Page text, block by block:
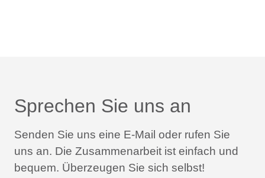
Sprechen Sie uns an
Senden Sie uns eine E-Mail oder rufen Sie
uns an. Die Zusammenarbeit ist einfach und
bequem. Überzeugen Sie sich selbst!